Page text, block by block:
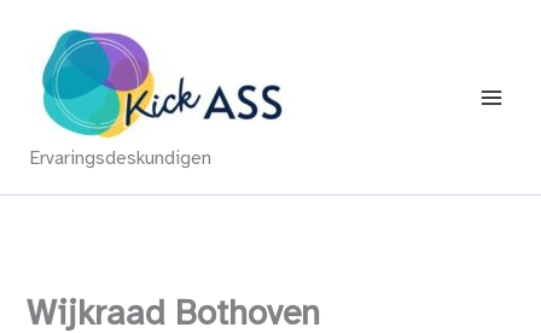
inhoud
Ervaringsdeskundigen
Wijkraad Bothoven